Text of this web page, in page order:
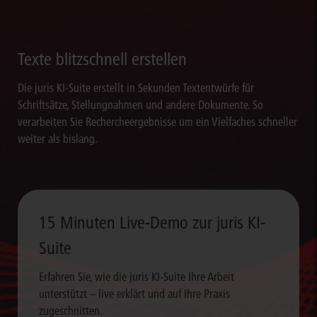
Texte blitzschnell erstellen
Die juris KI-Suite erstellt in Sekunden Textentwürfe für
Schriftsätze, Stellungnahmen und andere Dokumente. So
verarbeiten Sie Rechercheergebnisse um ein Vielfaches schneller
weiter als bislang.
15 Minuten Live-Demo zur juris KI-
Suite
Erfahren Sie, wie die juris KI-Suite Ihre Arbeit
unterstützt – live erklärt und auf Ihre Praxis
zugeschnitten.